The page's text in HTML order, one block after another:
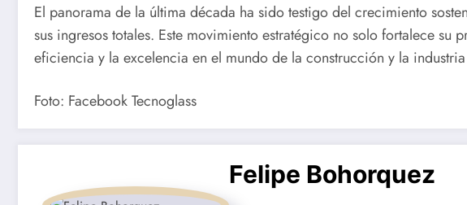
El panorama de la última década ha sido testigo del crecimiento
sus ingresos totales. Este movimiento estratégico no solo fortalece
eficiencia y la excelencia en el mundo de la construcción y la
Foto: Facebook Tecnoglass
Felipe Bohorquez